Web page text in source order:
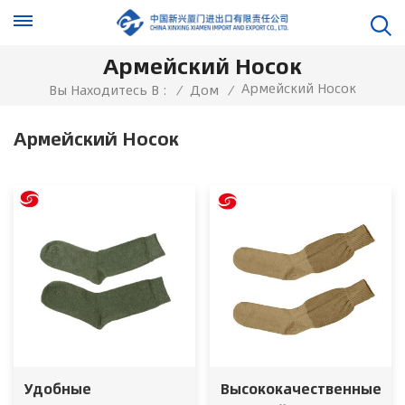
Армейский Носок
Вы Находитесь В : / Дом / Армейский Носок
Армейский Носок
Удобные
Высококачественные